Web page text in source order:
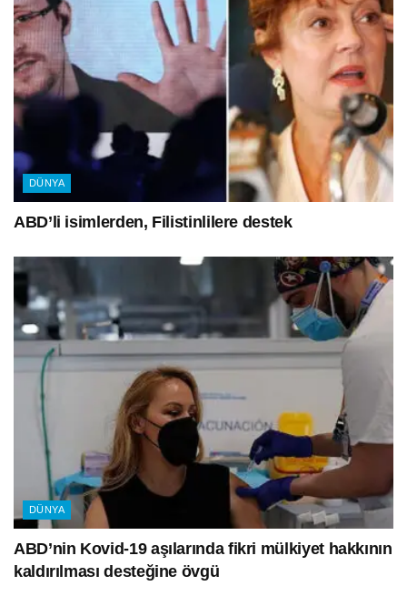
DÜNYA
ABD’li isimlerden, Filistinlilere destek
DÜNYA
ABD’nin Kovid-19 aşılarında fikri mülkiyet hakkının
kaldırılması desteğine övgü